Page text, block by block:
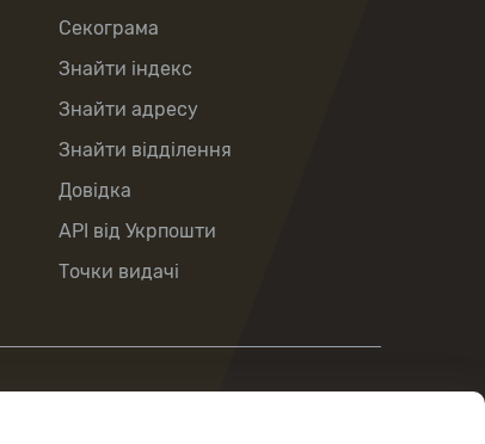
Секограма
Знайти індекс
Знайти адресу
Знайти відділення
Довідка
API від Укрпошти
Точки видачі